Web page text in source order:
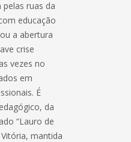
ruas da
educação
a abertura
crise
vezes no
em
É
da
“Lauro de
mantida